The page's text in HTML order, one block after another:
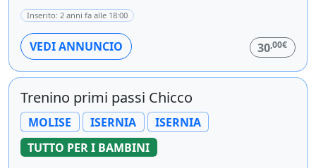
Inserito: 2 anni fa alle 18:00
VEDI ANNUNCIO 30,00€
Trenino primi passi Chicco
MOLISE ISERNIA
ISERNIA
TUTTO PER I BAMBINI